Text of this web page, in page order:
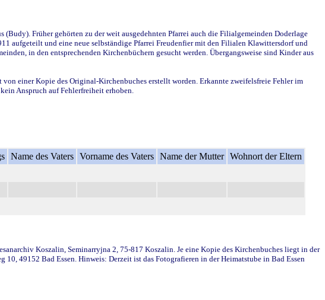
Früher gehörten zu der weit ausgedehnten Pfarrei auch die Filialgemeinden Doderlage
aufgeteilt und eine neue selbständige Pfarrei Freudenfier mit den Filialen Klawittersdorf und
in den entsprechenden Kirchenbüchern gesucht werden. Übergangsweise sind Kinder aus
einer Kopie des Original-Kirchenbuches erstellt worden. Erkannte zweifelsfreie Fehler im
Anspruch auf Fehlerfreiheit erhoben.
Name des Vaters Vorname des Vaters Name der Mutter Wohnort der Eltern
Koszalin, Seminarryjna 2, 75-817 Koszalin. Je eine Kopie des Kirchenbuches liegt in der
49152 Bad Essen. Hinweis: Derzeit ist das Fotografieren in der Heimatstube in Bad Essen